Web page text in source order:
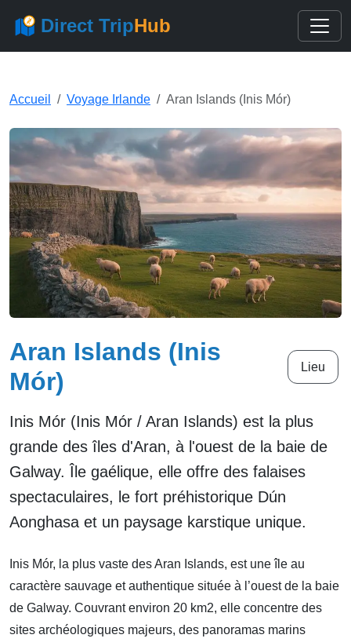
Direct TripHub
Accueil Voyage Irlande Aran Islands (Inis Mór)
Aran Islands (Inis
Mór)
Lieu
Inis Mór (Inis Mór / Aran Islands) est la plus
grande des îles d'Aran, à l'ouest de la baie de
Galway. Île gaélique, elle offre des falaises
spectaculaires, le fort préhistorique Dún
Aonghasa et un paysage karstique unique.
Inis Mór, la plus vaste des Aran Islands, est une île au
caractère sauvage et authentique située à l’ouest de la baie
de Galway. Couvrant environ 20 km2, elle concentre des
sites archéologiques majeurs, des panoramas marins